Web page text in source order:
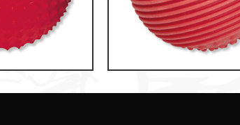
Hockey • Tchouk • Funball
Kampfsport
Klettern & Bouldern
Leichtathletik